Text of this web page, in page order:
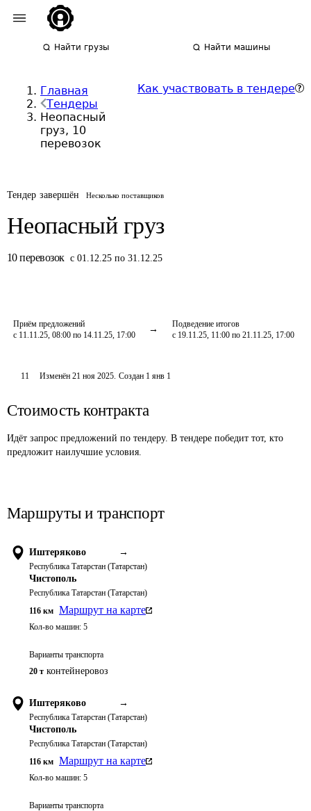
Найти грузы Найти машины
Главная
Тендеры
Неопасный
груз, 10
перевозок
Как участвовать в тендере
Тендер завершён Несколько поставщиков
Неопасный груз
10 перевозок с 01.12.25 по 31.12.25
Приём предложений
с 11.11.25, 08:00 по 14.11.25, 17:00
Подведение итогов
с 19.11.25, 11:00 по 21.11.25, 17:00
11 Изменён21 ноя 2025. Создан 1 янв 1
Стоимость контракта
Идёт запрос предложений по тендеру. В тендере победит тот, кто
предложит наилучшие условия.
Маршруты и транспорт
Иштеряково →
Республика Татарстан (Татарстан)
Чистополь
Республика Татарстан (Татарстан)
116 км Маршрут на карте
Кол-во машин: 5
Варианты транспорта
20 т контейнеровоз
Иштеряково →
Республика Татарстан (Татарстан)
Чистополь
Республика Татарстан (Татарстан)
116 км Маршрут на карте
Кол-во машин: 5
Варианты транспорта